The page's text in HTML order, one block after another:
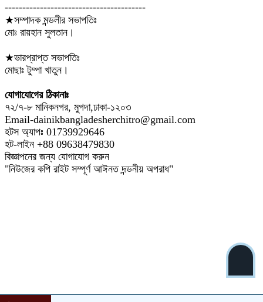
----------------------------------------
★সম্পাদক মন্ডলীর সভাপতিঃ
মোঃ রায়হান সুলতান।
★ভারপ্রাপ্ত সভাপতিঃ
মোছাঃ টুম্পা খাতুন।
যোগাযোগের ঠিকানাঃ
৭২/৭-৮ মানিকনগর, মুগদা,ঢাকা-১২০৩
Email-dainikbangladesherchitro@gmail.com
হটস অ্যাপঃ 01739929646
হট-লাইন +88 09638479830
বিজ্ঞাপনের জন্য যোগাযোগ করুন
"নিউজের কপি রাইট সম্পূর্ণ আঈনত দন্ডনীয় অপরাধ"